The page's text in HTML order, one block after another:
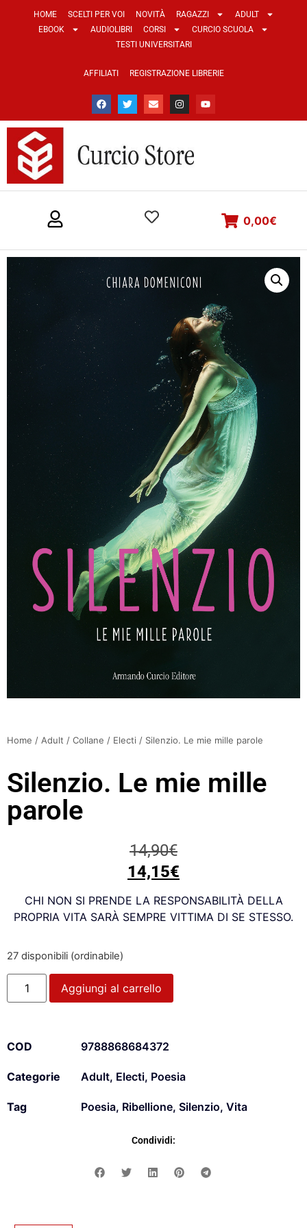
HOME SCELTI PER VOI NOVITÀ RAGAZZI
ADULT
EBOOK
AUDIOLIBRI CORSI
CURCIO SCUOLA
TESTI UNIVERSITARI
AFFILIATI REGISTRAZIONE LIBRERIE
0,00€
Home / Adult / Collane / Electi / Silenzio. Le mie mille parole
Silenzio. Le mie mille
parole
14,90€
14,15€
CHI NON SI PRENDE LA RESPONSABILITÀ DELLA
PROPRIA VITA SARÀ SEMPRE VITTIMA DI SE STESSO.
27 disponibili (ordinabile)
Aggiungi al carrello
COD 9788868684372
Categorie Adult, Electi, Poesia
Tag Poesia, Ribellione, Silenzio, Vita
Condividi: